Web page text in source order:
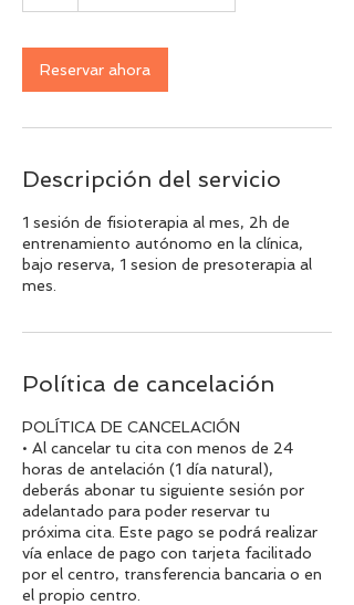
Reservar ahora
Descripción del servicio
1 sesión de fisioterapia al mes, 2h de
entrenamiento autónomo en la clínica,
bajo reserva, 1 sesion de presoterapia al
mes.
Política de cancelación
POLÍTICA DE CANCELACIÓN
• Al cancelar tu cita con menos de 24
horas de antelación (1 día natural),
deberás abonar tu siguiente sesión por
adelantado para poder reservar tu
próxima cita. Este pago se podrá realizar
vía enlace de pago con tarjeta facilitado
por el centro, transferencia bancaria o en
el propio centro.